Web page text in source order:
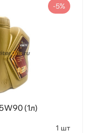
(1л)
1 шт
-5%